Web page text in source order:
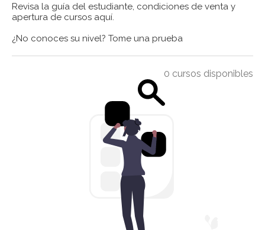
Revisa la guía del estudiante, condiciones de venta y
apertura de cursos aquí
¿No conoces su nivel? Tome una prueba
0 cursos disponibles